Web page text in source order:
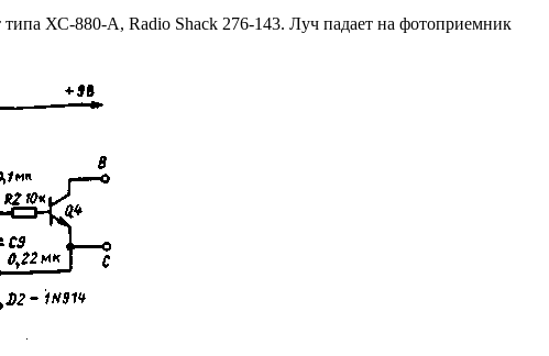
ХС-880-А, Radio Shack 276-143. Луч падает на фотоприемник